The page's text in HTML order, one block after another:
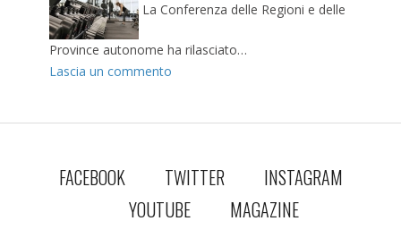
La Conferenza delle Regioni e delle
Province autonome ha rilasciato…
Lascia un commento
FACEBOOK TWITTER
INSTAGRAM
YOUTUBE
MAGAZINE